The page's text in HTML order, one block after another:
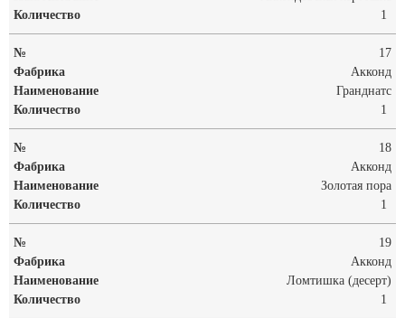
1
17
Акконд
Гранднатс
1
18
Акконд
Золотая пора
1
19
Акконд
Ломтишка (десерт)
1